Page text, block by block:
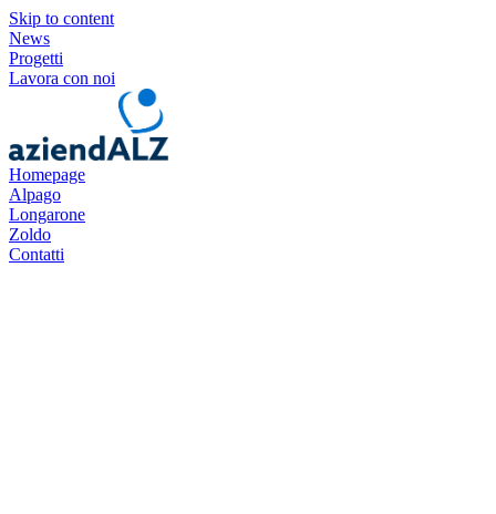
Skip to content
News
Progetti
Lavora con noi
Homepage
Alpago
Longarone
Zoldo
Contatti